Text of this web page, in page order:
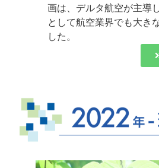
画は、デルタ航空が主導
として航空業界でも大き
した。